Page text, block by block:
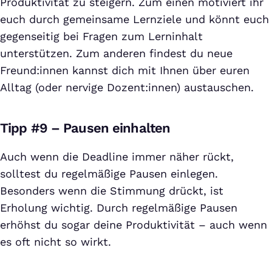
euch durch gemeinsame Lernziele und könnt euch
gegenseitig bei Fragen zum Lerninhalt
unterstützen. Zum anderen findest du neue
Freund:innen kannst dich mit Ihnen über euren
Alltag (oder nervige Dozent:innen) austauschen.
Tipp #9 – Pausen einhalten
Auch wenn die Deadline immer näher rückt,
solltest du regelmäßige Pausen einlegen.
Besonders wenn die Stimmung drückt, ist
Erholung wichtig. Durch regelmäßige Pausen
erhöhst du sogar deine Produktivität – auch wenn
es oft nicht so wirkt.